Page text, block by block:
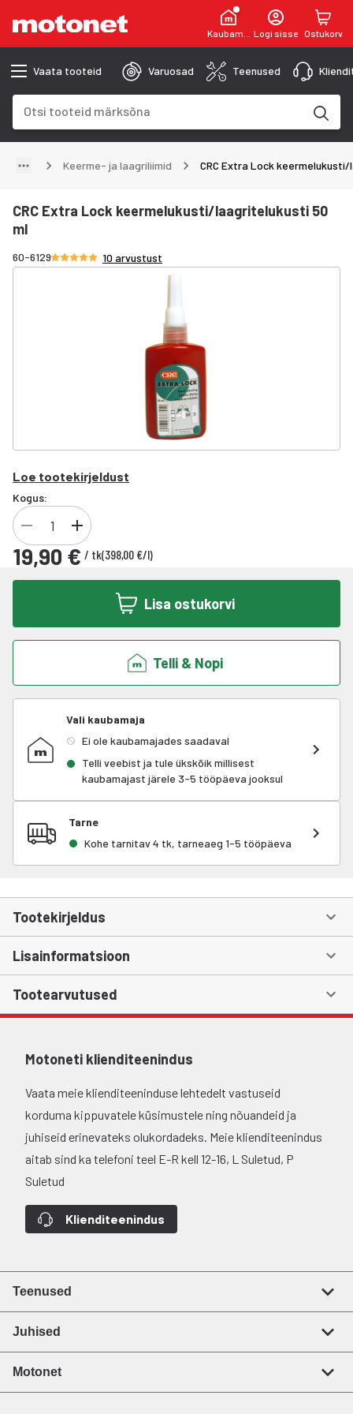
KaubamajaLogi sisse Ostukorv
Vaata tooteid Varuosad Teenused
Keerme- ja laagriliimid CRC Extra Lock
CRC Extra Lock keermelukusti/laagritelukusti 50
ml
60-6129Hinnang 4.9/5 tähte
10 arvustust
Loe tootekirjeldust
Kogus:
19,90 € / tk(398,00 €/l)
Lisa ostukorvi
Telli & Nopi
Vali kaubamaja
Ei ole kaubamajades saadaval
Telli veebist ja tule ükskõik millisest
kaubamajast järele 3-5 tööpäeva jooksul
Tarne
Kohe tarnitav 4 tk, tarneaeg 1-5 tööpäeva
Tootekirjeldus
Lisainformatsioon
Tootearvutused
Motoneti klienditeenindus
Vaata meie klienditeeninduse lehtedelt vastuseid
korduma kippuvatele küsimustele ning nõuandeid ja
juhiseid erinevateks olukordadeks. Meie klienditeenindus
aitab sind ka telefoni teel E-R kell 12-16, L Suletud, P
Suletud
Klienditeenindus
Teenused
Juhised
Motonet